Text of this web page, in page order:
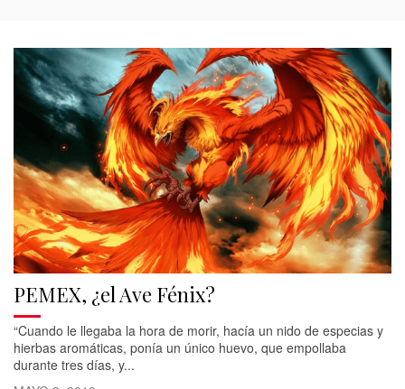
PEMEX, ¿el Ave Fénix?
“Cuando le llegaba la hora de morir, hacía un nido de especias y
hierbas aromáticas, ponía un único huevo, que empollaba
durante tres días, y...